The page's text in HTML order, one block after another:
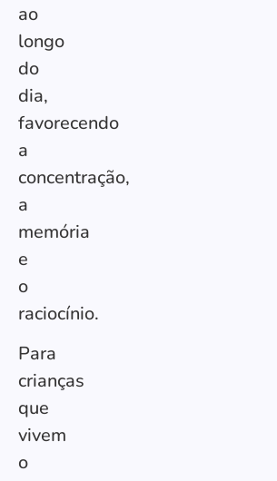
ao
longo
do
dia,
favorecendo
a
concentração,
a
memória
e
o
raciocínio.
Para
crianças
que
vivem
o